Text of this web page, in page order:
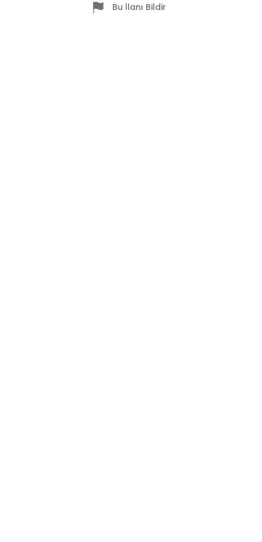
Bu İlanı Bildir